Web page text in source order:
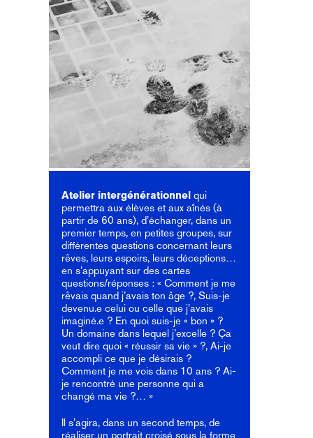
Atelier intergénérationnel qui
permettra aux élèves et aux aînés (à
partir de 60 ans), d’échanger, dans un
premier temps, en petites groupes, sur
différentes questions concernant leurs
rêves, leurs espoirs, leurs déceptions…
en s’appuyant sur des cartes
questions/réponses : « Comment je me
rêvais quand j’avais ton âge ?, Suis-je
devenu.e celui ou celle que j’avais
imaginé.e ? En quoi suis-je « bon » ?
Un domaine dans lequel j’excelle ? Ça
veut dire quoi « réussir sa vie » ?, Ai-je
accompli ce que je désirais ?
Comment je me vois dans 10 ans ? Ai-
je rencontré une personne qui a
changé ma vie ?… »
Il s’agira, dans un second temps, de
réaliser un portrait croisé sous la forme